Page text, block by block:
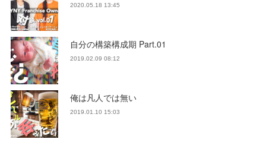
2020.05.18 13:45
自分の構築構成期 Part.01
2019.02.09 08:12
俺は凡人では無い
2019.01.10 15:03